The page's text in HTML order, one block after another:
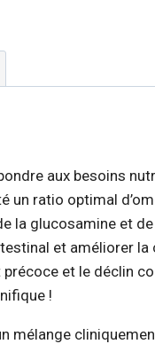
aux besoins
un ratio optimal
la glucosamine et
et améliorer
et le
!